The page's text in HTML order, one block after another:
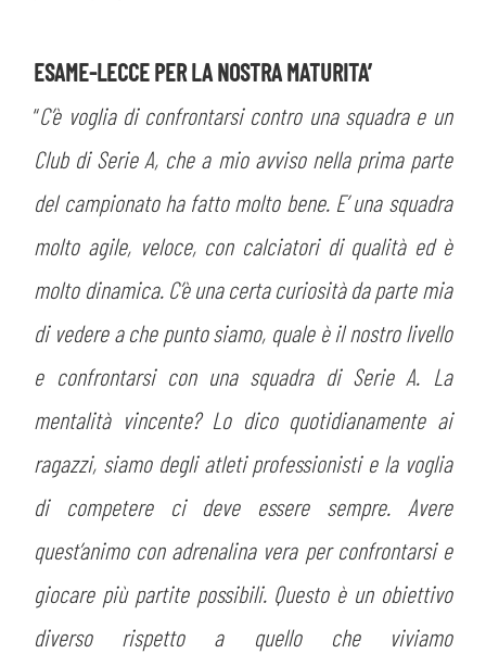
ESAME-LECCE PER LA NOSTRA MATURITA’
“C’è voglia di confrontarsi contro una squadra e un
Club di Serie A, che a mio avviso nella prima parte
del campionato ha fatto molto bene. E’ una squadra
molto agile, veloce, con calciatori di qualità ed è
molto dinamica. C’è una certa curiosità da parte mia
di vedere a che punto siamo, quale è il nostro livello
e confrontarsi con una squadra di Serie A. La
mentalità vincente? Lo dico quotidianamente ai
ragazzi, siamo degli atleti professionisti e la voglia
di competere ci deve essere sempre. Avere
quest’animo con adrenalina vera per confrontarsi e
giocare più partite possibili. Questo è un obiettivo
diverso rispetto a quello che viviamo